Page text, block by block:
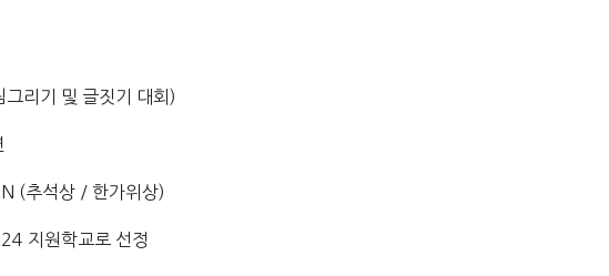
리기 및 글짓기 대회)
(추석상 / 한가위상)
지원학교로 선정